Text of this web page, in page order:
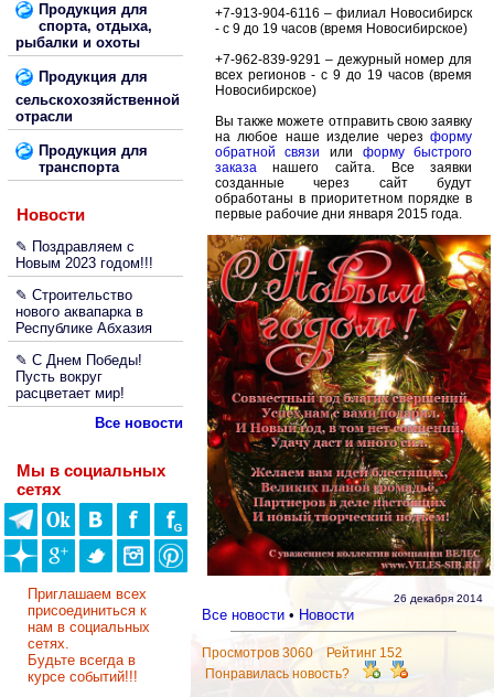
Продукция для
спорта, отдыха,
рыбалки и охоты
Продукция для
сельскохозяйственной
отрасли
Продукция для
транспорта
Новости
✎ Поздравляем с
Новым 2023 годом!!!
✎ Строительство
нового аквапарка в
Республике Абхазия
✎ С Днем Победы!
Пусть вокруг
расцветает мир!
Все новости
Мы в социальных
сетях
Приглашаем всех
присоединиться к
нам в социальных
сетях.
Будьте всегда в
курсе событий!!!
+7-913-904-6116 – филиал Новосибирск
- с 9 до 19 часов (время Новосибирское)
+7-962-839-9291 – дежурный номер для
всех регионов - с 9 до 19 часов (время
Новосибирское)
Вы также можете отправить свою заявку
на любое наше изделие черезформу
обратной связи или форму быстрого
заказанашего сайта. Все заявки
созданные через сайт будут
обработаны в приоритетном порядке в
первые рабочие дни января 2015 года.
26 декабря 2014
Все новости• Новости
Просмотров 3060 Рейтинг 152
Понравилась новость?